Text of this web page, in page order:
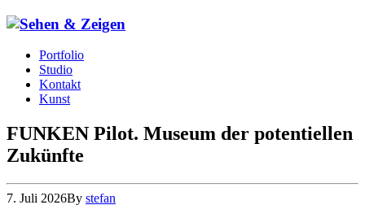
Portfolio
Studio
Kontakt
Kunst
FUNKEN Pilot. Museum der potentiellen
Zukünfte
7. Juli 2026By stefan